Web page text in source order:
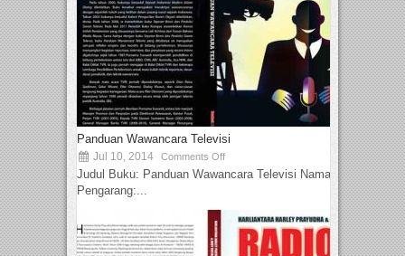
Panduan Wawancara Televisi
Jul 10, 2014 Comments Off
Judul Buku: Panduan Wawancara Televisi Nama
Pengarang:...